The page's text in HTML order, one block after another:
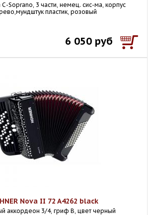
Soprano, 3 части, немец. сис-ма, корпус
пластик, розовый
6 050 руб
Nova II 72 A4262 black
аккордеон 3/4, гриф B, цвет черный